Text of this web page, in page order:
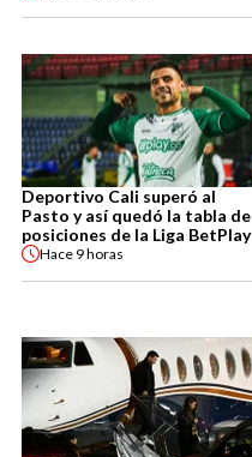
Deportivo Cali superó al
Pasto y así quedó la tabla de
posiciones de la Liga BetPlay
Hace 9 horas